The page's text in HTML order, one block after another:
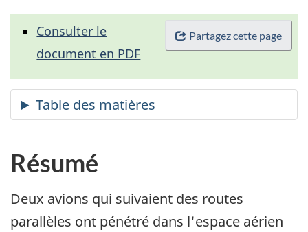
Partagez cette page
Consulter le
document en PDF
Résumé
Deux avions qui suivaient des routes
parallèles ont pénétré dans l'espace aérien